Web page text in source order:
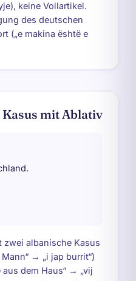
keine Vollartikel.
des deutschen
(„e makina është e
mit Ablativ
zwei albanische Kasus
→ „i jap burrit“)
dem Haus“ → „vij